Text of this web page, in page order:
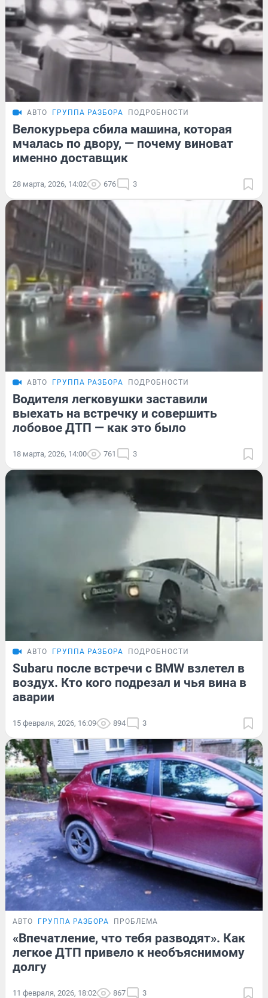
АВТО ГРУППА РАЗБОРА ПОДРОБНОСТИ
Велокурьера сбила машина, которая
мчалась по двору, — почему виноват
именно доставщик
28 марта, 2026, 14:02 676 3
АВТО ГРУППА РАЗБОРА ПОДРОБНОСТИ
Водителя легковушки заставили
выехать на встречку и совершить
лобовое ДТП — как это было
18 марта, 2026, 14:00 761 3
АВТО ГРУППА РАЗБОРА ПОДРОБНОСТИ
Subaru после встречи с BMW взлетел в
воздух. Кто кого подрезал и чья вина в
аварии
15 февраля, 2026, 16:09 894 3
АВТО ГРУППА РАЗБОРА ПРОБЛЕМА
«Впечатление, что тебя разводят». Как
легкое ДТП привело к необъяснимому
долгу
11 февраля, 2026, 18:02 867 3